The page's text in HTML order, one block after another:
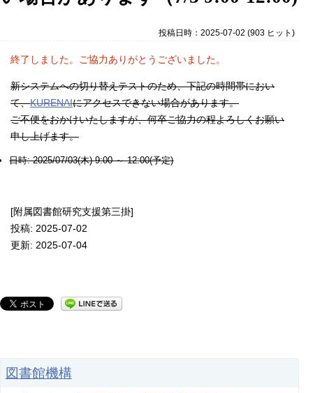
投稿日時：2025-07-02 (903 ヒット )
終了しました。ご協力ありがとうございました。
新システムへの切り替えテストのため、下記の時間帯におい
て、KURENAIにアクセスできない場合があります。
ご不便をおかけいたしますが、何卒ご協力の程よろしくお願い
申し上げます。
日時: 2025/07/03(木) 9:00 ～ 12:00(予定)
[附属図書館研究支援第三掛]
投稿: 2025-07-02
更新: 2025-07-04
図書館機構